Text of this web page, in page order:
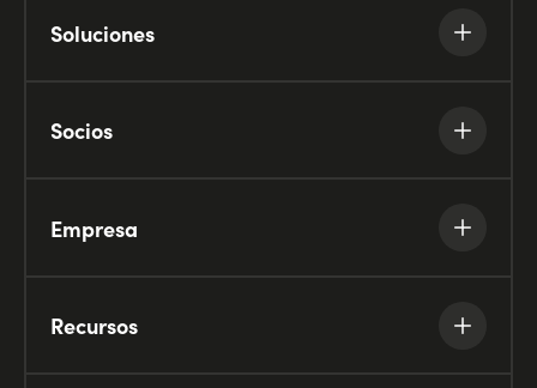
Soluciones
Socios
Empresa
Recursos